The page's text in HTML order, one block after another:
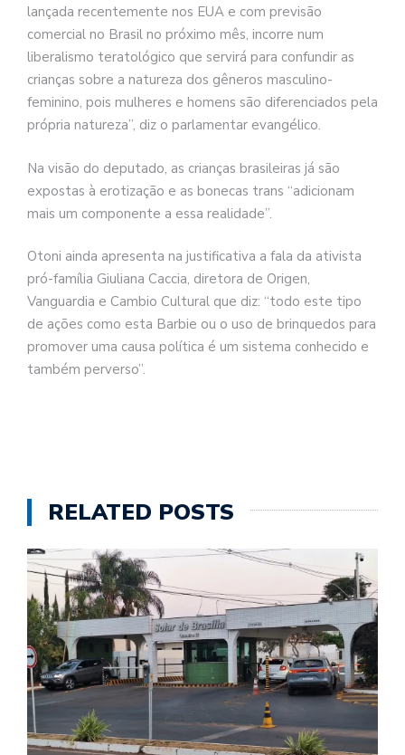
lançada recentemente nos EUA e com previsão
comercial no Brasil no próximo mês, incorre num
liberalismo teratológico que servirá para confundir as
crianças sobre a natureza dos gêneros masculino-
feminino, pois mulheres e homens são diferenciados pela
própria natureza”, diz o parlamentar evangélico.
Na visão do deputado, as crianças brasileiras já são
expostas à erotização e as bonecas trans “adicionam
mais um componente a essa realidade”.
Otoni ainda apresenta na justificativa a fala da ativista
pró-família Giuliana Caccia, diretora de Origen,
Vanguardia e Cambio Cultural que diz: “todo este tipo
de ações como esta Barbie ou o uso de brinquedos para
promover uma causa política é um sistema conhecido e
também perverso”.
RELATED POSTS